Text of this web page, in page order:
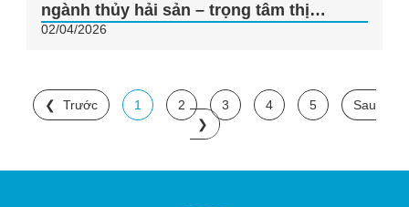
ngành thủy hải sản – trọng tâm thị
trường Trung Quốc
02/04/2026
Trước 1 2 3 4 5 Sau